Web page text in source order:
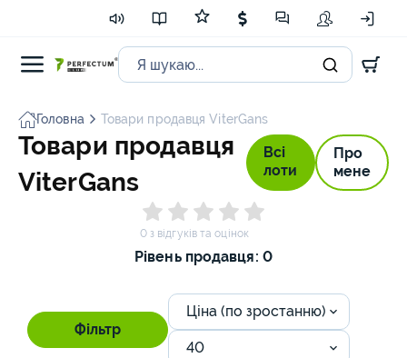
Головна Товари продавця ViterGans
Товари продавця
ViterGans
Всі
лоти
Про
мене
0 з відгуків та оцінок
Рівень продавця: 0
Фільтр
Ціна (по зростанню)
40